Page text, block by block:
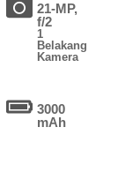
21-MP,
f/2
1
Belakang
Kamera
3000
mAh